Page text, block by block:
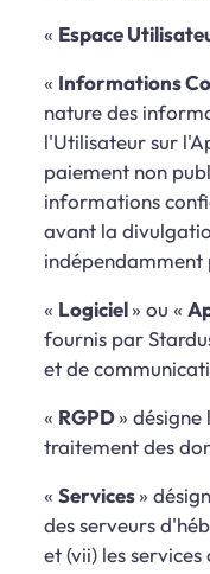
« Espace
« Informations
nature des
l'Utilisateur sur
paiement non
informations
avant la
indépendamment
« Logiciel» ou «
fournis par
et de
« RGPD»
traitement des
« Services»
des serveurs
et (vii) les